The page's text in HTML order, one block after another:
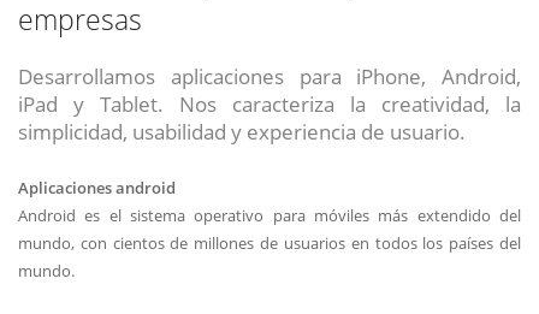
empresas
Desarrollamos aplicaciones para iPhone, Android,
iPad y Tablet. Nos caracteriza la creatividad, la
simplicidad, usabilidad y experiencia de usuario.
Aplicaciones android
Android es el sistema operativo para móviles más extendido del
mundo, con cientos de millones de usuarios en todos los países del
mundo.